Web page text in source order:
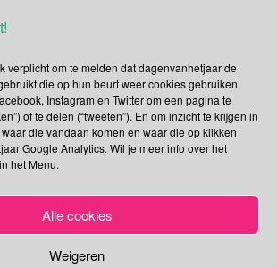
verplicht om te melden dat dagenvanhetjaar de
die op hun beurt weer cookies gebruiken.
Instagram en Twitter om een pagina te
of te delen (“tweeten”). En om inzicht te krijgen in
die vandaan komen en waar die op klikken
Google Analytics. Wil je meer info over het
het Menu.
Alle cookies
Weigeren
voor Scholen
Gina Makken Januari
afkomstig van reliablevoice.com
Mobiele Telefoons Dag The Forest is
campagne van het Jane Goodall
mensen te bewegen tot recycling of
levensduur van hun mobiele apparaten en
elektronische producten. De Internationale